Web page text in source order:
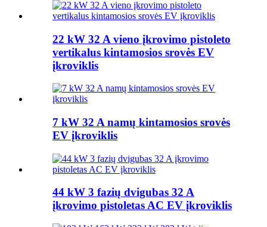
22 kW 32 A vieno įkrovimo pistoleto
vertikalus kintamosios srovės EV
įkroviklis
7 kW 32 A namų kintamosios srovės
EV įkroviklis
44 kW 3 fazių dvigubas 32 A
įkrovimo pistoletas AC EV įkroviklis